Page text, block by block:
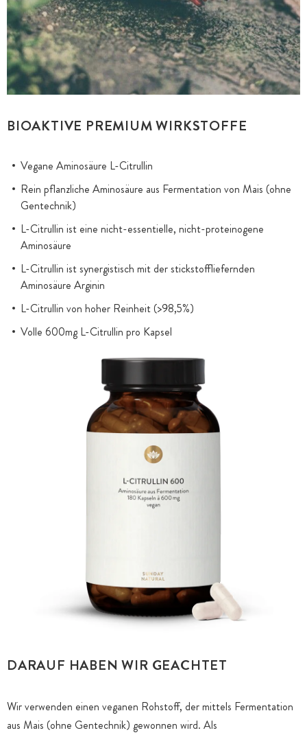
BIOAKTIVE PREMIUM WIRKSTOFFE
Vegane Aminosäure L-Citrullin
Rein pflanzliche Aminosäure aus Fermentation von Mais (ohne
Gentechnik)
L-Citrullin ist eine nicht-essentielle, nicht-proteinogene
Aminosäure
L-Citrullin ist synergistisch mit der stickstoffliefernden
Aminosäure Arginin
L-Citrullin von hoher Reinheit (>98,5%)
Volle 600mg L-Citrullin pro Kapsel
DARAUF HABEN WIR GEACHTET
Wir verwenden einen veganen Rohstoff, der mittels Fermentation
aus Mais (ohne Gentechnik) gewonnen wird. Als